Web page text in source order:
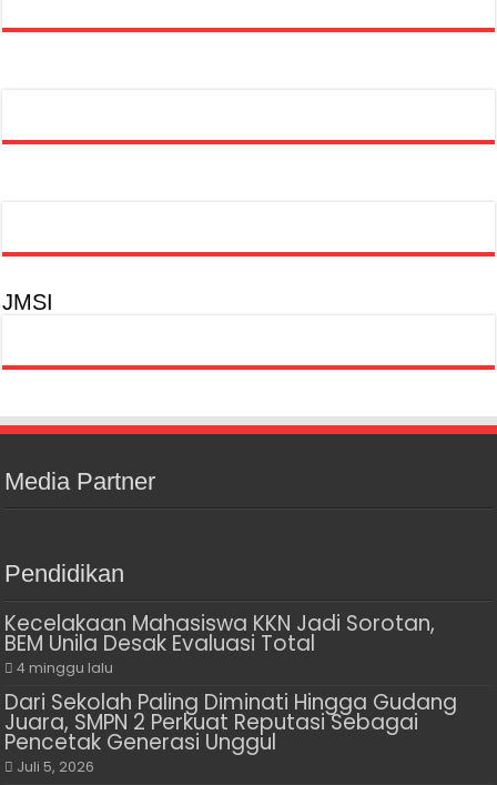
JMSI
Media Partner
Pendidikan
Kecelakaan Mahasiswa KKN Jadi Sorotan,
BEM Unila Desak Evaluasi Total
4 minggu lalu
Dari Sekolah Paling Diminati Hingga Gudang
Juara, SMPN 2 Perkuat Reputasi Sebagai
Pencetak Generasi Unggul
Juli 5, 2026